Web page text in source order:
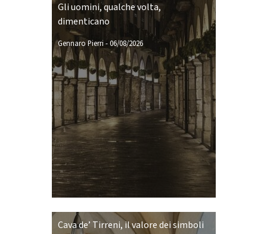
Gli uomini, qualche volta,
dimenticano
Gennaro Pierri -06/08/2026
Cava de’ Tirreni, il valore dei simboli